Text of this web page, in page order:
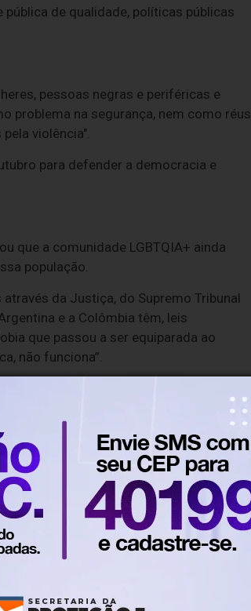
de qualidade, políticas públicas
pessoas negras e periféricas e
problema na segurança, nem como réus
violência".
para defender a democracia e
que a comunidade LGBTQIA+ ainda
população.
da Justiça, do Supremo Tribunal
e a Colômbia têm, leis
que passou a ser equiparada ao
não funciona”.
cometidos contra as pessoas LGBTs,
não acontece, quando, na verdade,
de terapia hormonal antes dos
a participação de crianças e
têm filhos”.
Transrevolução, Fórum Estadual
Liga Transmasculina Carioca João W.
Rio de Janeiro (UFRJ) e do Estado do